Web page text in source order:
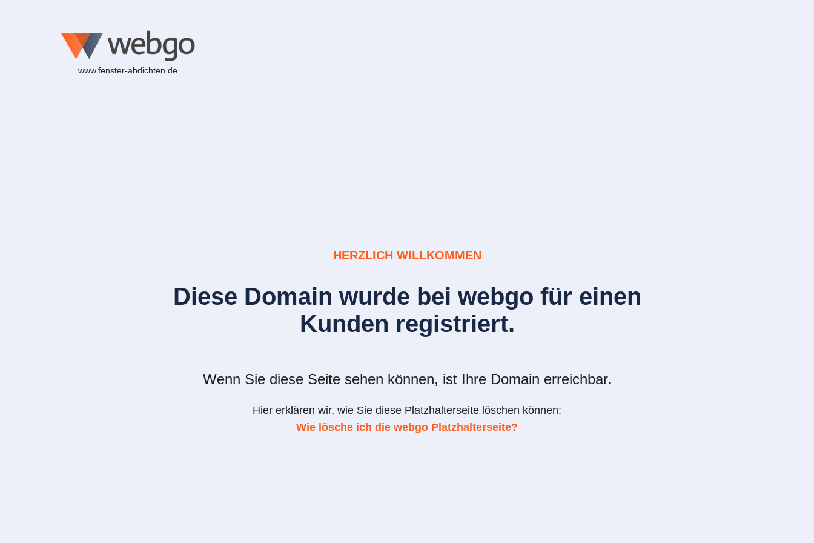
www.fenster-abdichten.de
HERZLICH WILLKOMMEN
Diese Domain wurde bei webgo für einen
Kunden registriert.
Wenn Sie diese Seite sehen können, ist Ihre Domain erreichbar.
Hier erklären wir, wie Sie diese Platzhalterseite löschen können:
Wie lösche ich die webgo Platzhalterseite?